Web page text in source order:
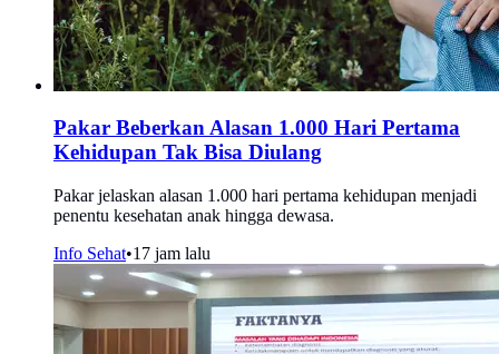
Pakar Beberkan Alasan 1.000 Hari Pertama
Kehidupan Tak Bisa Diulang
Pakar jelaskan alasan 1.000 hari pertama kehidupan menjadi
penentu kesehatan anak hingga dewasa.
Info Sehat•17 jam lalu